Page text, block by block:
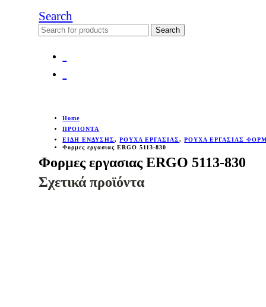
Search
Search
for:
Home
ΠΡΟΙΟΝΤΑ
ΕΙΔΗ ΕΝΔΥΣΗΣ,ΡΟΥΧΑ ΕΡΓΑΣΙΑΣ,ΡΟΥΧΑ ΕΡΓΑΣΙΑΣ
Φορμες εργασιας ERGO 5113-830
Φορμες εργασιας ERGO 5113-830
Σχετικά προϊόντα